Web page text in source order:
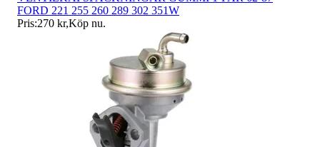
FORD 221 255 260 289 302 351W
Pris:270 kr,Köp nu.